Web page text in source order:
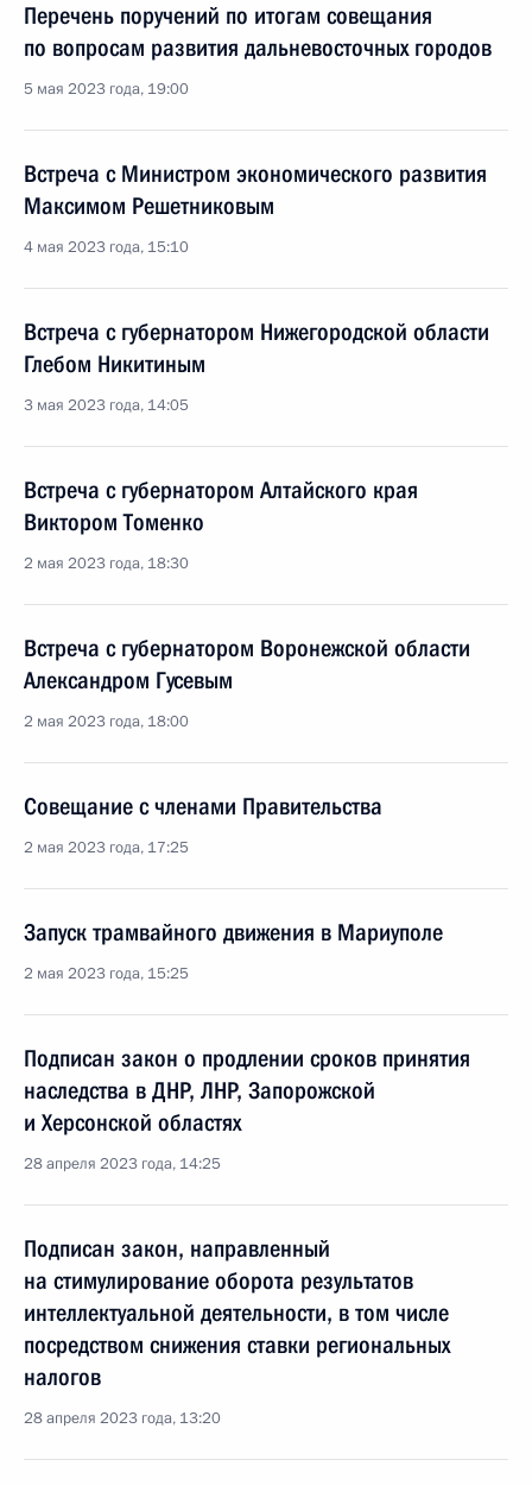
Перечень поручений по итогам совещания
по вопросам развития дальневосточных городов
5 мая 2023 года, 19:00
Встреча с Министром экономического развития
Максимом Решетниковым
4 мая 2023 года, 15:10
Встреча с губернатором Нижегородской области
Глебом Никитиным
3 мая 2023 года, 14:05
Встреча с губернатором Алтайского края
Виктором Томенко
2 мая 2023 года, 18:30
Встреча с губернатором Воронежской области
Александром Гусевым
2 мая 2023 года, 18:00
Совещание с членами Правительства
2 мая 2023 года, 17:25
Запуск трамвайного движения в Мариуполе
2 мая 2023 года, 15:25
Подписан закон о продлении сроков принятия
наследства в ДНР, ЛНР, Запорожской
и Херсонской областях
28 апреля 2023 года, 14:25
Подписан закон, направленный
на стимулирование оборота результатов
интеллектуальной деятельности, в том числе
посредством снижения ставки региональных
налогов
28 апреля 2023 года, 13:20